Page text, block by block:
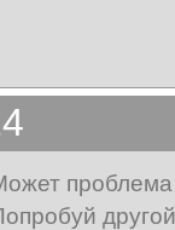
проблема